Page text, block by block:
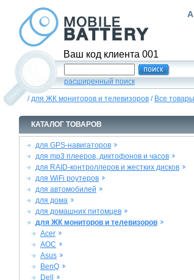
Ваш код клиента 001
расширенный поиск
/для ЖК мониторов и телевизоров / Все
КАТАЛОГ ТОВАРОВ
для GPS-навигаторов
для mp3 плееров, диктофонов и часов
для RAID-контроллеров и жестких дисков
для WiFi роутеров
для автомобилей
для дома
для домашних питомцев
для ЖК мониторов и телевизоров
Acer
AOC
Asus
BenQ
Dell